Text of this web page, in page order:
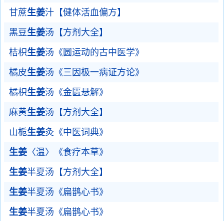
甘蔗生姜汁【健体活血偏方】
黑豆生姜汤【方剂大全】
桔枳生姜汤《圆运动的古中医学》
橘皮生姜汤《三因极一病证方论》
橘枳生姜汤《金匮悬解》
麻黄生姜汤【方剂大全】
山栀生姜灸《中医词典》
生姜 〈温〉《食疗本草》
生姜半夏汤【方剂大全】
生姜半夏汤《扁鹊心书》
生姜半夏汤《扁鹊心书》